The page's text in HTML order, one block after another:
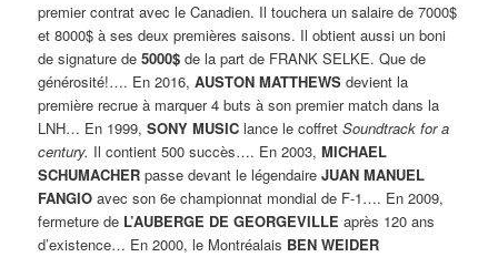
premier contrat avec le Canadien. Il touchera un salaire de 7000$
et 8000$ à ses deux premières saisons. Il obtient aussi un boni
de signature de5000$ de la part de FRANK SELKE. Que de
générosité!…. En 2016,AUSTON MATTHEWS devient la
première recrue à marquer 4 buts à son premier match dans la
LNH… En 1999,SONY MUSIC lance le coffretSoundtrack for a
century. Il contient 500 succès…. En 2003,MICHAEL
SCHUMACHER passe devant le légendaireJUAN MANUEL
FANGIO avec son 6e championnat mondial de F-1…. En 2009,
fermeture de L’AUBERGE DE GEORGEVILLE après 120 ans
d’existence… En 2000, le Montréalais BEN WEIDER